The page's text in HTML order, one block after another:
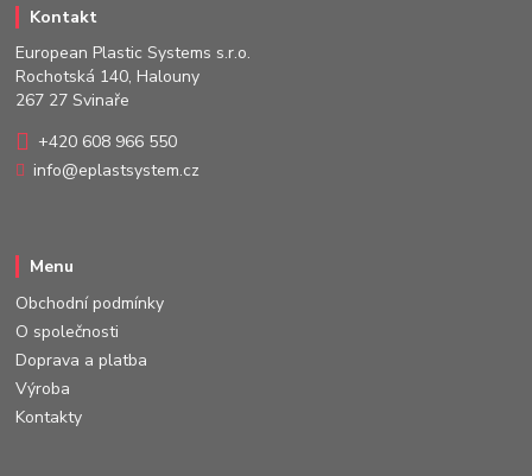
Kontakt
European Plastic Systems s.r.o.
Rochotská 140, Halouny
267 27 Svinaře
+420 608 966 550
info@eplastsystem.cz
Menu
Obchodní podmínky
O společnosti
Doprava a platba
Výroba
Kontakty